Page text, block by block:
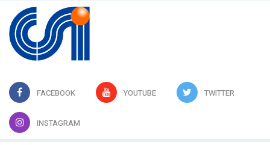
FACEBOOK YOUTUBE TWITTER
INSTAGRAM